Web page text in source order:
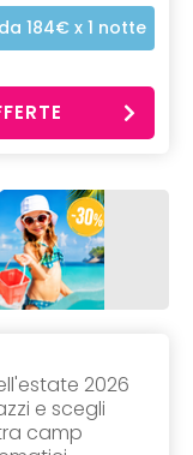
da 184€ x 1 notte
2026
e scegli
camp